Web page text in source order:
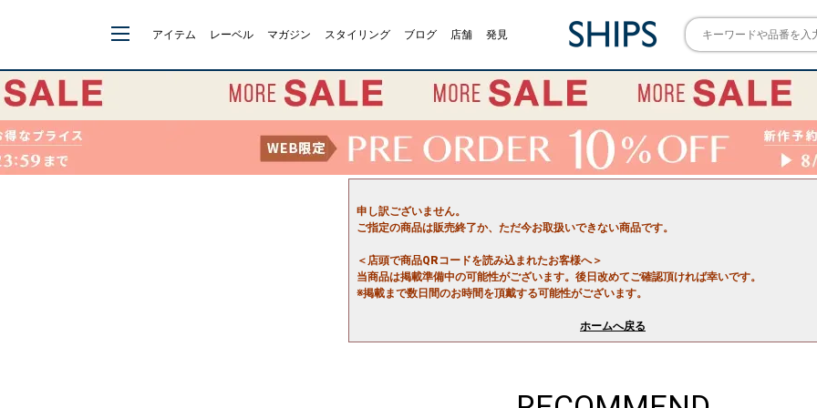
アイテム レーベル マガジン スタイリング ブログ 店舗 発見
申し訳ございません。
ご指定の商品は販売終了か、ただ今お取扱いできない商品です。
＜店頭で商品QRコードを読み込まれたお客様へ＞
当商品は掲載準備中の可能性がございます。後日改めてご確認頂ければ幸いです。
※掲載まで数日間のお時間を頂戴する可能性がございます。
ホームへ戻る